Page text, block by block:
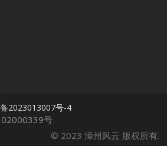
2023013007号-4
号
© 2023 漳州风云 版权所有.